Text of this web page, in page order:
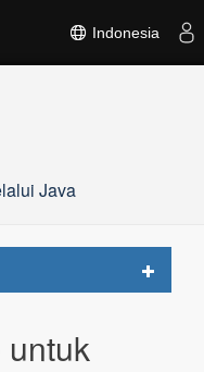
Indonesia
Java
Toggle